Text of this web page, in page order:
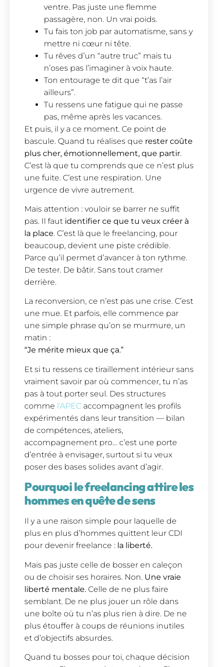
ventre. Pas juste une flemme
passagère, non. Un vrai poids.
Tu fais ton job par automatisme, sans y
mettre ni cœur ni tête.
Tu rêves d’un “autre truc” mais tu
n’oses pas l’imaginer à voix haute.
Ton entourage te dit que “t’as l’air
ailleurs”.
Tu ressens une fatigue qui ne passe
pas, même après les vacances.
Et puis, il y a ce moment. Ce point de
bascule. Quand tu réalises que rester coûte
plus cher, émotionnellement, que partir.
C’est là que tu comprends que ce n’est plus
une fuite. C’est une respiration. Une
urgence de vivre autrement.
Mais attention : vouloir se barrer ne suffit
pas. Il faut identifier ce que tu veux créer à
la place. C’est là que le freelancing, pour
beaucoup, devient une piste crédible.
Parce qu’il permet d’avancer à ton rythme.
De tester. De bâtir. Sans tout cramer
derrière.
La reconversion, ce n’est pas une crise. C’est
une mue. Et parfois, elle commence par
une simple phrase qu’on se murmure, un
matin :
“Je mérite mieux que ça.”
Et si tu ressens ce tiraillement intérieur sans
vraiment savoir par où commencer, tu n’as
pas à tout porter seul. Des structures
comme l’APEC accompagnent les profils
expérimentés dans leur transition — bilan
de compétences, ateliers,
accompagnement pro… c’est une porte
d’entrée à envisager, surtout si tu veux
poser des bases solides avant d’agir.
Pourquoi le freelancing attire les
hommes en quête de sens
Il y a une raison simple pour laquelle de
plus en plus d’hommes quittent leur CDI
pour devenir freelance : la liberté.
Mais pas juste celle de bosser en caleçon
ou de choisir ses horaires. Non. Une vraie
liberté mentale. Celle de ne plus faire
semblant. De ne plus jouer un rôle dans
une boîte où tu n’as plus rien à dire. De ne
plus étouffer à coups de réunions inutiles
et d’objectifs absurdes.
Quand tu bosses pour toi, chaque décision